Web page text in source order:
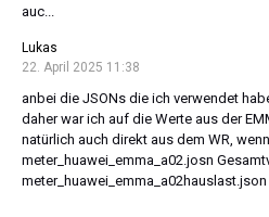
auc...
Lukas
22. April 2025 11:38
anbei die JSONs die ich verwendet
daher war ich auf die Werte aus der
natürlich auch direkt aus dem WR,
meter_huawei_emma_a02.josn
meter_huawei_emma_a02hauslast.json